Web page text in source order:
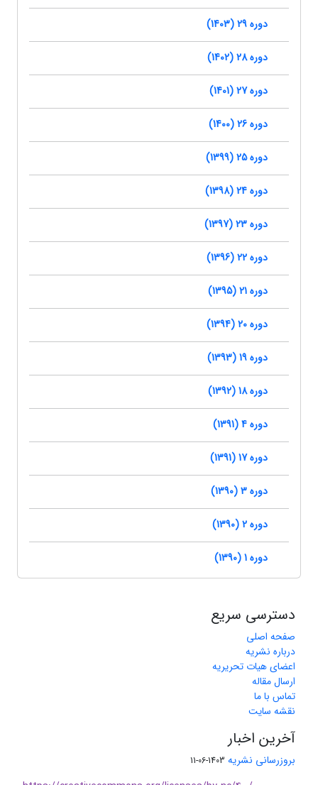
دوره 29 (1403)
دوره 28 (1402)
دوره 27 (1401)
دوره 26 (1400)
دوره 25 (1399)
دوره 24 (1398)
دوره 23 (1397)
دوره 22 (1396)
دوره 21 (1395)
دوره 20 (1394)
دوره 19 (1393)
دوره 18 (1392)
دوره 4 (1391)
دوره 17 (1391)
دوره 3 (1390)
دوره 2 (1390)
دوره 1 (1390)
دسترسی سریع
صفحه اصلی
درباره نشریه
اعضای هیات تحریریه
ارسال مقاله
تماس با ما
نقشه سایت
آخرین اخبار
بروزرسانی نشریه 1403-06-11